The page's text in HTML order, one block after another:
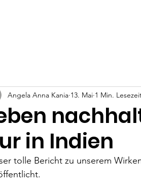
in Indien
Angela Anna Kania 13. Mai 1 Min.
tolle Bericht zu unserem